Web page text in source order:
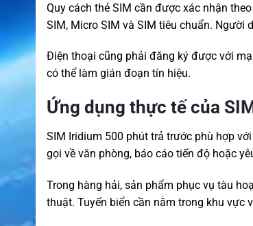
Quy cách thẻ SIM cần được xác nhận
SIM, Micro SIM và SIM tiêu chuẩn.
Điện thoại cũng phải đăng ký được với
có thể làm gián đoạn tín hiệu.
Ứng dụng thực tế của
SIM Iridium 500 phút trả trước phù hợp
gọi về văn phòng, báo cáo tiến độ hoặc
Trong hàng hải, sản phẩm phục vụ tàu
thuật. Tuyến biển cần nằm trong khu vực